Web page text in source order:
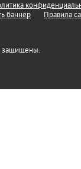
баннер Правила
защищены.